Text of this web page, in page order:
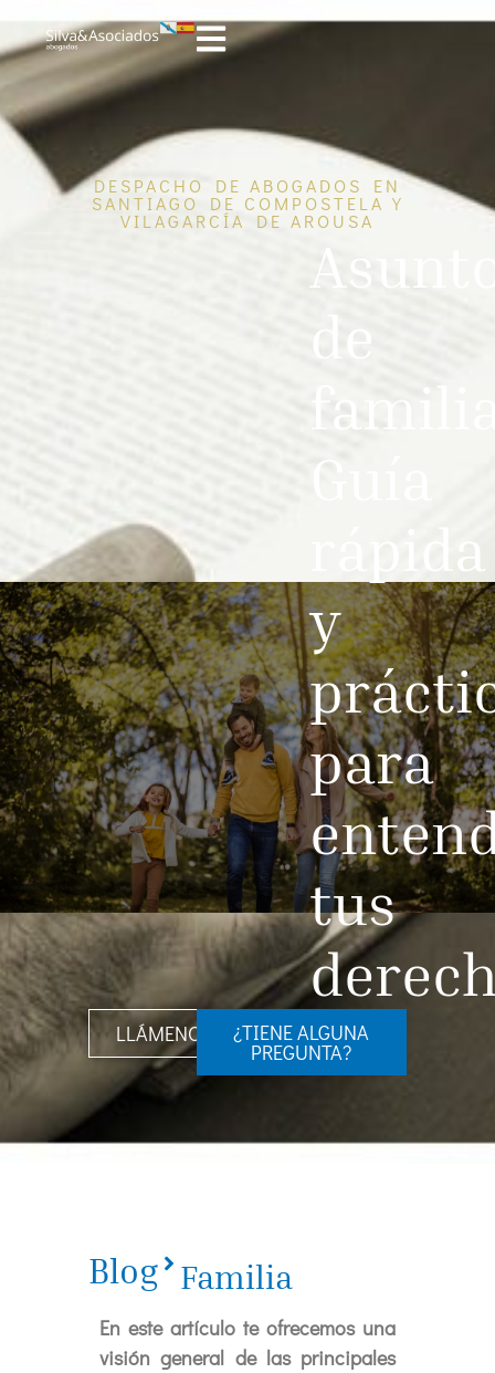
DESPACHO DE ABOGADOS EN
SANTIAGO DE COMPOSTELA Y
VILAGARCÍA DE AROUSA
de
Guía
rápida
y
para
tus
LLÁMENOS ¿TIENE ALGUNA
PREGUNTA?
Blog Familia
En este artículo te ofrecemos una
visión general de las principales